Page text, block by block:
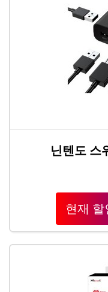
닌텐도 스
현재 할